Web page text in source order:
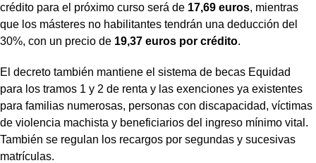
crédito para el próximo curso será de 17,69 euros, mientras
que los másteres no habilitantes tendrán una deducción del
30%, con un precio de 19,37 euros por crédito.
El decreto también mantiene el sistema de becas Equidad
para los tramos 1 y 2 de renta y las exenciones ya existentes
para familias numerosas, personas con discapacidad, víctimas
de violencia machista y beneficiarios del ingreso mínimo vital.
También se regulan los recargos por segundas y sucesivas
matrículas.